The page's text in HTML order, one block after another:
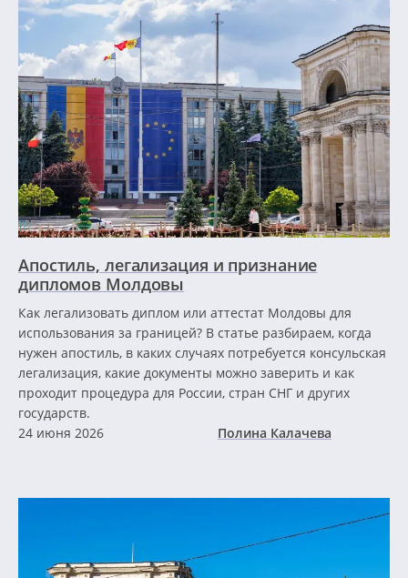
Апостиль, легализация и признание
дипломов Молдовы
Как легализовать диплом или аттестат Молдовы для
использования за границей? В статье разбираем, когда
нужен апостиль, в каких случаях потребуется консульская
легализация, какие документы можно заверить и как
проходит процедура для России, стран СНГ и других
государств.
24 июня 2026
Полина Калачева